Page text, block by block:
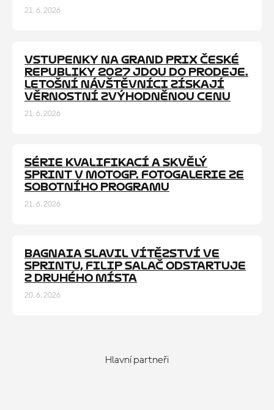
21. 6. 2026
ČLÁNEK
VSTUPENKY NA GRAND PRIX ČESKÉ
REPUBLIKY 2027 JDOU DO PRODEJE.
LETOŠNÍ NÁVŠTĚVNÍCI ZÍSKAJÍ
VĚRNOSTNÍ ZVÝHODNĚNOU CENU
21. 6. 2026
GALERIE
SÉRIE KVALIFIKACÍ A SKVĚLÝ
SPRINT V MOTOGP. FOTOGALERIE ZE
SOBOTNÍHO PROGRAMU
21. 6. 2026
ČLÁNEK
BAGNAIA SLAVIL VÍTĚZSTVÍ VE
SPRINTU, FILIP SALAČ ODSTARTUJE
Z DRUHÉHO MÍSTA
20. 6. 2026
Hlavní partneři